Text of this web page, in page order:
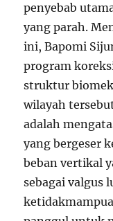
penyebab
yang parah.
ini, Bapomi
program
struktur
wilayah
adalah
yang bergeser
beban vertikal
sebagai valgus